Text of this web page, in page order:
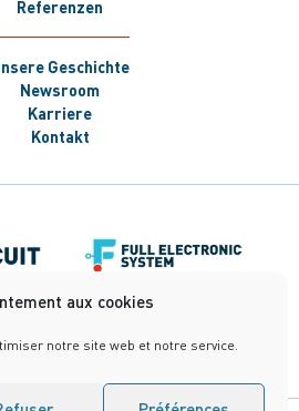
aux cookies
notre site web et notre service.
Referenzen
Geschichte
Newsroom
Karriere
Kontakt